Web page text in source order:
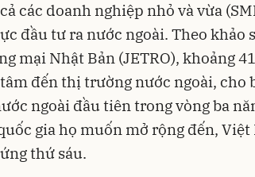
các doanh nghiệp nhỏ và vừa
đầu tư ra nước ngoài. Theo khảo
mại Nhật Bản (JETRO), khoảng
đến thị trường nước ngoài, cho
ngoài đầu tiên trong vòng ba
gia họ muốn mở rộng đến,
thứ sáu.